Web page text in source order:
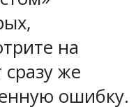
на
же
ошибку.